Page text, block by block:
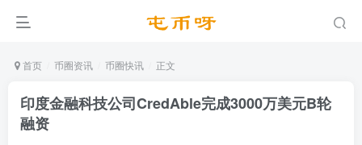
首页 币圈资讯 币圈快讯 正文
印度金融科技公司CredAble完成3000万美元B轮
融资